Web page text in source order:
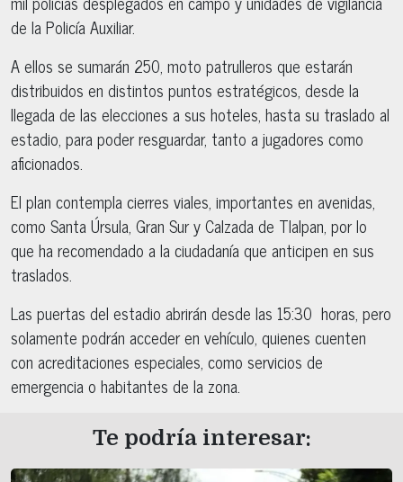
de la Policía Auxiliar.
A ellos se sumarán 250, moto patrulleros que estarán
distribuidos en distintos puntos estratégicos, desde la
llegada de las elecciones a sus hoteles, hasta su traslado al
estadio, para poder resguardar, tanto a jugadores como
aficionados.
El plan contempla cierres viales, importantes en avenidas,
como Santa Úrsula, Gran Sur y Calzada de Tlalpan, por lo
que ha recomendado a la ciudadanía que anticipen en sus
traslados.
Las puertas del estadio abrirán desde las 15:30 horas, pero
solamente podrán acceder en vehículo, quienes cuenten
con acreditaciones especiales, como servicios de
emergencia o habitantes de la zona.
Te podría interesar: